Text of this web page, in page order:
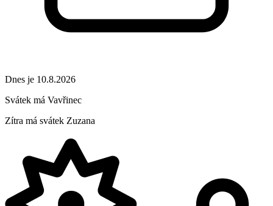
Dnes je 10.8.2026
Svátek má Vavřinec
Zítra má svátek Zuzana